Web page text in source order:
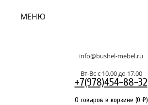
МЕНЮ
info@bushel-mebel.ru
Вт-Вс c 10.00 до 17.00
+7(978)454-88-32
0 товаров в корзине (0 ₽)